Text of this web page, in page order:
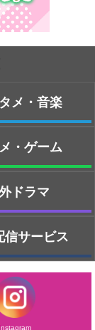
メ・音楽
・ゲーム
ドラマ
信サービス
Instagram